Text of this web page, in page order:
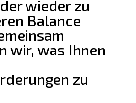
wieder zu
Balance
wir, was Ihnen
zu